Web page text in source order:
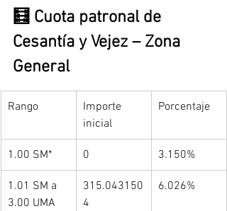
🧮 Cuota patronal de
Cesantía y Vejez – Zona
General
Rango
Importe
inicial
Porcentaje
1.00 SM* 0 3.150%
1.01 SM a
3.00 UMA
315.043150
4
6.026%